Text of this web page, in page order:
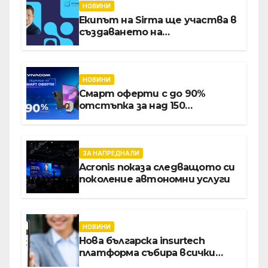
НОВИНИ
Екипът на Sirma ще участва в
създаването на
хотелиерството
НОВИНИ
Смарт оферти с до 90%
отстъпка за над 150
ЗА НАПРЕДНАЛИ
Acronis показа следващото си
поколение автономни услуги
НОВИНИ
Нова българска insurtech
платформа събира всички